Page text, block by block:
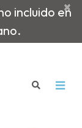
incluido en
×